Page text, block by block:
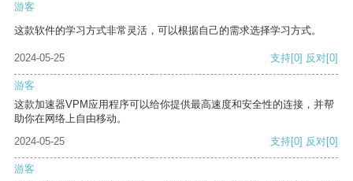
游客
这款软件的学习方式非常灵活，可以根据自己的需求选择学习方式。
2024-05-25 支持[0] 反对[0]
游客
这款加速器VPM应用程序可以给你提供最高速度和安全性的连接，并帮
助你在网络上自由移动。
2024-05-25
支持[0] 反对[0]
游客